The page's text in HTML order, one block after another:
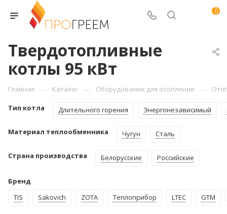
0
Твердотопливные
котлы 95 кВт
Главная — Каталог — Оборудование для отопления —
Тип котла Длительного горения Энергонезависимый
Материал теплообменника Чугун Сталь
Страна производства Белорусские Российские
Бренд
TIS
Sakovich ZOTA Теплоприбор LTEC GTM